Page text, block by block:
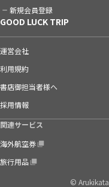
新規会員登録
GOOD LUCK TRIP
運営会社
利用規約
書店御担当者様へ
採用情報
関連サービス
海外航空券
旅行用品
©